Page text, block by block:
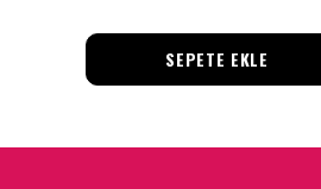
SEPETE EKLE